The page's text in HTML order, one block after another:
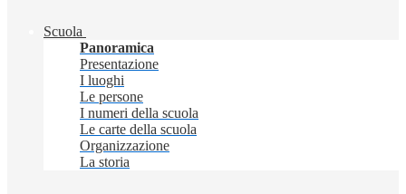
Scuola
Panoramica
Presentazione
I luoghi
Le persone
I numeri della scuola
Le carte della scuola
Organizzazione
La storia